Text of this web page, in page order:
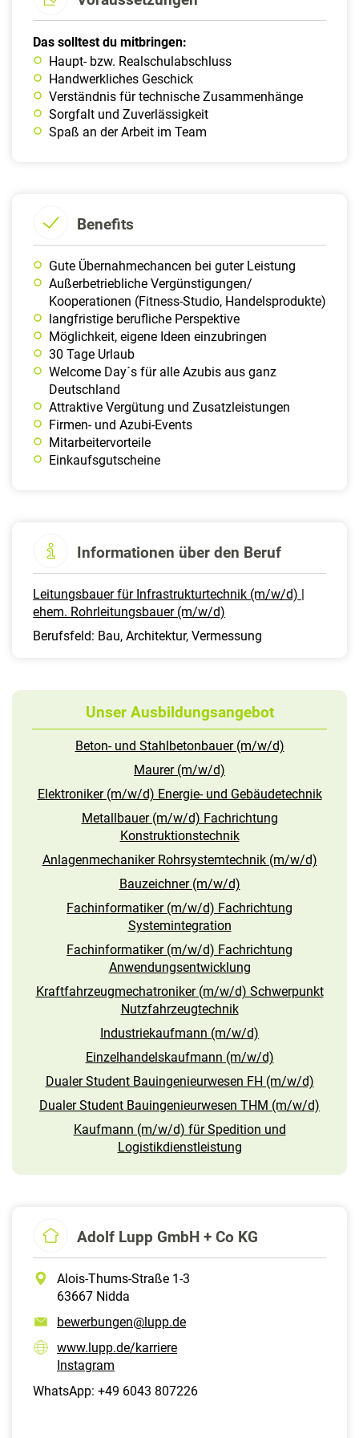
Das solltest du mitbringen:
Haupt- bzw. Realschulabschluss
Handwerkliches Geschick
Verständnis für technische Zusammenhänge
Sorgfalt und Zuverlässigkeit
Spaß an der Arbeit im Team
Benefits
Gute Übernahmechancen bei guter Leistung
Außerbetriebliche Vergünstigungen/
Kooperationen (Fitness-Studio, Handelsprodukte)
langfristige berufliche Perspektive
Möglichkeit, eigene Ideen einzubringen
30 Tage Urlaub
Welcome Day´s für alle Azubis aus ganz
Deutschland
Attraktive Vergütung und Zusatzleistungen
Firmen- und Azubi-Events
Mitarbeitervorteile
Einkaufsgutscheine
Informationen über den Beruf
Leitungsbauer für Infrastrukturtechnik (m/w/d) |
ehem. Rohrleitungsbauer (m/w/d)
Berufsfeld: Bau, Architektur, Vermessung
Unser Ausbildungsangebot
Beton- und Stahlbetonbauer (m/w/d)
Maurer (m/w/d)
Elektroniker (m/w/d) Energie- und Gebäudetechnik
Metallbauer (m/w/d) Fachrichtung
Konstruktionstechnik
Anlagenmechaniker Rohrsystemtechnik (m/w/d)
Bauzeichner (m/w/d)
Fachinformatiker (m/w/d) Fachrichtung
Systemintegration
Fachinformatiker (m/w/d) Fachrichtung
Anwendungsentwicklung
Kraftfahrzeugmechatroniker (m/w/d) Schwerpunkt
Nutzfahrzeugtechnik
Industriekaufmann (m/w/d)
Einzelhandelskaufmann (m/w/d)
Dualer Student Bauingenieurwesen FH (m/w/d)
Dualer Student Bauingenieurwesen THM (m/w/d)
Kaufmann (m/w/d) für Spedition und
Logistikdienstleistung
Adolf Lupp GmbH + Co KG
Alois-Thums-Straße 1-3
63667 Nidda
bewerbungen@lupp.de
www.lupp.de/karriere
Instagram
WhatsApp: +49 6043 807226